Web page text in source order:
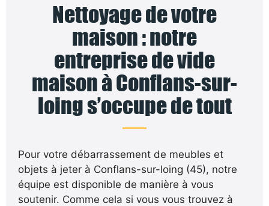
Nettoyage de votre
maison : notre
entreprise de vide
maison à Conflans-sur-
loing s’occupe de tout
Pour votre débarrassement de meubles et
objets à jeter à Conflans-sur-loing (45), notre
équipe est disponible de manière à vous
soutenir. Comme cela si vous vous trouvez à